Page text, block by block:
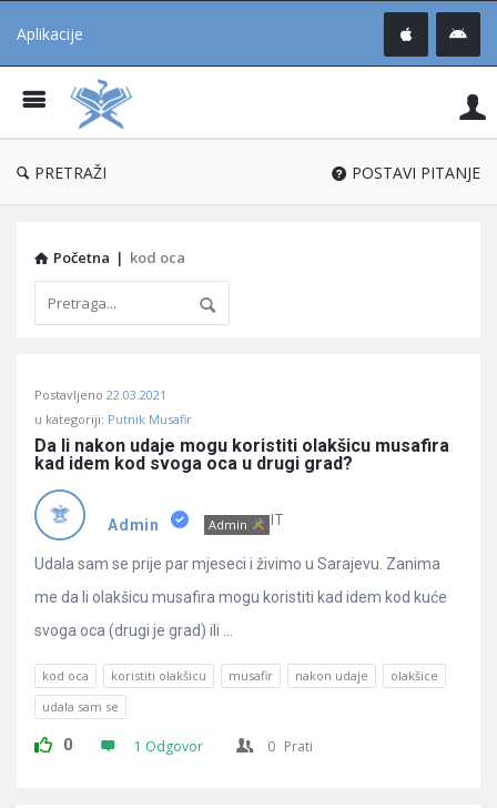
Aplikacije
®
PRETRAŽI POSTAVI PITANJE
Početna | kod oca
Učene
Latest
Pitanja
Postavljeno 22.03.2021
u kategoriji: Putnik Musafir
Da li nakon udaje mogu koristiti olakšicu musafira
kad idem kod svoga oca u drugi grad?
Admin Admin IT
Udala sam se prije par mjeseci i živimo u Sarajevu. Zanima
me da li olakšicu musafira mogu koristiti kad idem kod kuće
svoga oca (drugi je grad) ili ...
kod oca koristiti olakšicu musafir nakon udaje
olakšice
udala sam se
0 1 Odgovor 0 Prati